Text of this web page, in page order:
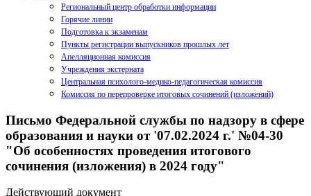
Региональный центр обработки информации
Горячие линии
Подготовка к экзаменам
Пункты регистрации выпускников прошлых лет
Апелляционная комиссия
Учреждения экстерната
Центральная психолого-медико-педагогическая комиссия
Комиссия по перепроверке итоговых сочинений (изложений)
Письмо Федеральной службы по надзору в сфере
образования и науки от '07.02.2024 г.' №04-30
"Об особенностях проведения итогового
сочинения (изложения) в 2024 году"
Действующий документ